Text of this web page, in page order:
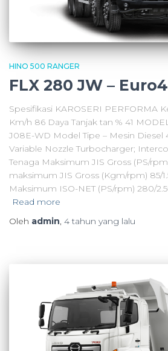
HINO 500 RANGER
FLX 280 JW – Euro4
Spesifikasi KAROSERI PERFORMA
Km/h 86 Daya Tanjak tan % 41
J08E-WD Model Tipe – Mesin Diesel
Variable Nozzle Turbocharger;
Tenaga Maksimum JIS Gross (PS/
maksimum JIS Gross (Kgm/rpm) 85/
Maksimum ISO-NET (PS/rpm) 280/
Read more
Oleh admin, 4 tahun yang lalu